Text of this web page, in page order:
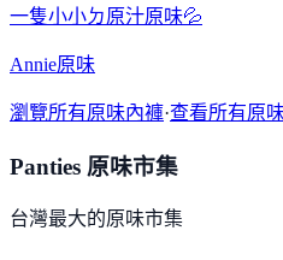
一隻小小ㄉ原汁原味💦
Annie原味
瀏覽所有原味內褲·查看所有原
Panties 原味市集
台灣最大的原味市集